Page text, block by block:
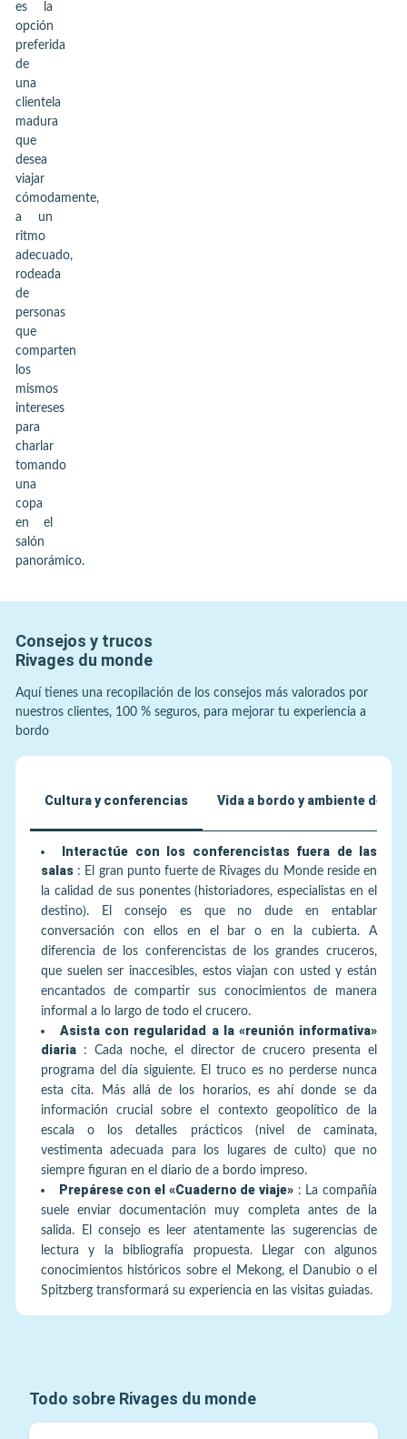
es la
opción
preferida
de
una
clientela
madura
que
desea
viajar
cómodamente,
a un
ritmo
adecuado,
rodeada
de
personas
que
comparten
los
mismos
intereses
para
charlar
tomando
una
copa
en el
salón
panorámico.
Consejos y trucos
Rivages du monde
Aquí tienes una recopilación de los consejos más valorados por
nuestros clientes, 100 % seguros, para mejorar tu experiencia a
bordo
Cultura y conferencias Vida a bordo y ambiente de
Interactúe con los conferencistas fuera de las
salas : El gran punto fuerte de Rivages du Monde reside en
la calidad de sus ponentes (historiadores, especialistas en el
destino). El consejo es que no dude en entablar
conversación con ellos en el bar o en la cubierta. A
diferencia de los conferencistas de los grandes cruceros,
que suelen ser inaccesibles, estos viajan con usted y están
encantados de compartir sus conocimientos de manera
informal a lo largo de todo el crucero.
Asista con regularidad a la «reunión informativa»
diaria
: Cada noche, el director de crucero presenta el
programa del día siguiente. El truco es no perderse nunca
esta cita. Más allá de los horarios, es ahí donde se da
información crucial sobre el contexto geopolítico de la
escala o los detalles prácticos (nivel de caminata,
vestimenta adecuada para los lugares de culto) que no
siempre figuran en el diario de a bordo impreso.
Prepárese con el «Cuaderno de viaje» : La compañía
suele enviar documentación muy completa antes de la
salida. El consejo es leer atentamente las sugerencias de
lectura y la bibliografía propuesta. Llegar con algunos
conocimientos históricos sobre el Mekong, el Danubio o el
Spitzberg transformará su experiencia en las visitas guiadas.
Todo sobre Rivages du monde